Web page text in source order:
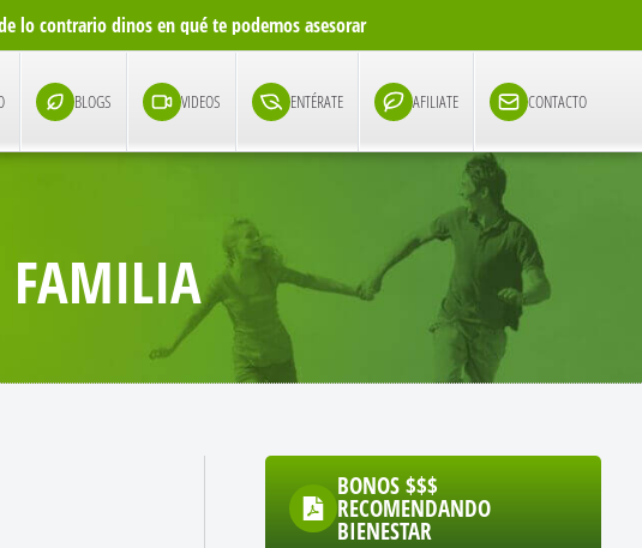
lo contrario dinos en qué te podemos asesorar
BLOGS VIDEOS ENTÉRATE AFILIATE CONTACTO
FAMILIA
BONOS $$$
RECOMENDANDO
BIENESTAR